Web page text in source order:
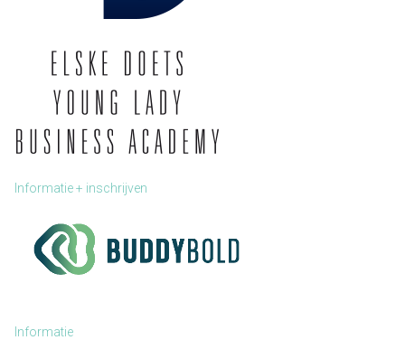
Informatie + inschrijven
Informatie